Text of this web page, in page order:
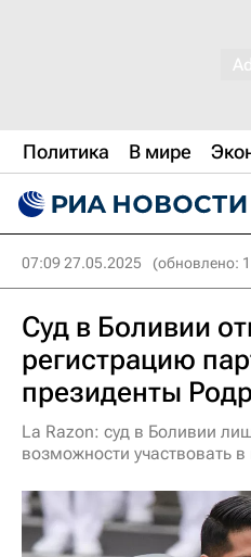
Политика В мире
07:09 27.05.2025 (обновлено:
Суд в Боливии
регистрацию
президенты
La Razon: суд в Боливии
возможности участвовать